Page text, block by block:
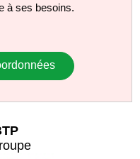
à ses besoins.